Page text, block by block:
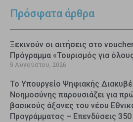
Πρόσφατα άρθρα
Ξεκινούν οι αιτήσεις στο
Πρόγραμμα «Τουρισμός για
5 Αυγούστου, 2026
Το Υπουργείο Ψηφιακής
Νοημοσύνης παρουσιάζει για
βασικούς άξονες του νέου
Προγράμματος – Επενδύσεις 350